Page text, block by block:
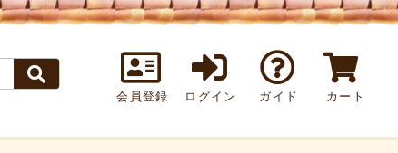
会員登録 ログイン ガイド
カート